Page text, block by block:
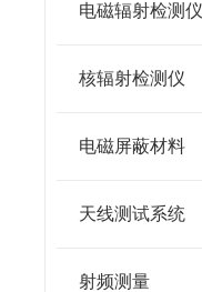
电磁辐射检测仪
核辐射检测仪
电磁屏蔽材料
天线测试系统
射频测量